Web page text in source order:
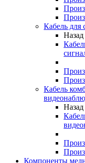
Кабель для
Назад
Кабель
Назад
Компоненты